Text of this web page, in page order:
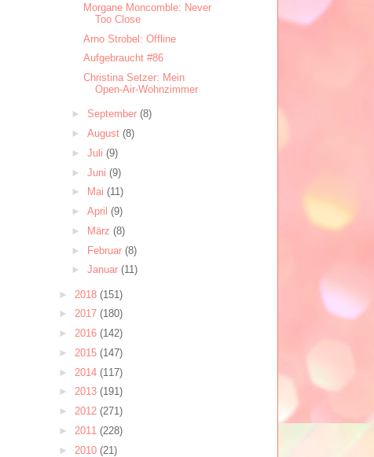
Morgane Moncomble: Never
Too Close
Arno Strobel: Offline
Aufgebraucht #86
Christina Setzer: Mein
Open-Air-Wohnzimmer
► September (8)
► August (8)
► Juli (9)
► Juni (9)
►
Mai (11)
► April (9)
►
März (8)
► Februar (8)
► Januar (11)
► 2018 (151)
► 2017 (180)
► 2016 (142)
► 2015 (147)
► 2014 (117)
► 2013 (191)
► 2012 (271)
► 2011 (228)
► 2010 (21)